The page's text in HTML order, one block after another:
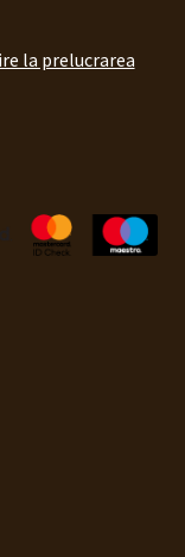
la prelucrarea